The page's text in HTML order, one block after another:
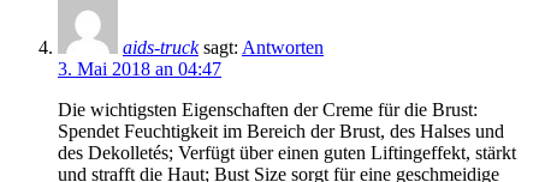
aids-trucksagt: Antworten
3. Mai 2018 an 04:47
Die wichtigsten Eigenschaften der Creme für die Brust:
Spendet Feuchtigkeit im Bereich der Brust, des Halses und
des Dekolletés; Verfügt über einen guten Liftingeffekt, stärkt
und strafft die Haut; Bust Size sorgt für eine geschmeidige